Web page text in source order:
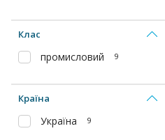
Клас
промисловий 9
Країна
Україна 9